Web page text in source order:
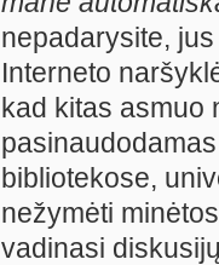
nepadarysite,
Interneto
kad kitas asmuo
bibliotekose,
nežymėti
vadinasi